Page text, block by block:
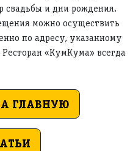
свадьбы и дни рождения.
можно осуществить
по адресу, указанному
«КумКума» всегда
ГЛАВНУЮ